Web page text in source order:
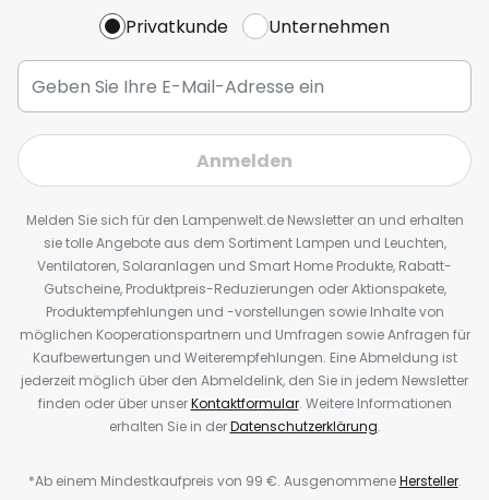
Privatkunde Unternehmen
Anmelden
Melden Sie sich für den Lampenwelt.de Newsletter an und erhalten
sie tolle Angebote aus dem Sortiment Lampen und Leuchten,
Ventilatoren, Solaranlagen und Smart Home Produkte, Rabatt-
Gutscheine, Produktpreis-Reduzierungen oder Aktionspakete,
Produktempfehlungen und -vorstellungen sowie Inhalte von
möglichen Kooperationspartnern und Umfragen sowie Anfragen für
Kaufbewertungen und Weiterempfehlungen. Eine Abmeldung ist
jederzeit möglich über den Abmeldelink, den Sie in jedem Newsletter
finden oder über unserKontaktformular. Weitere Informationen
erhalten Sie in derDatenschutzerklärung.
*Ab einem Mindestkaufpreis von 99 €. AusgenommeneHersteller.